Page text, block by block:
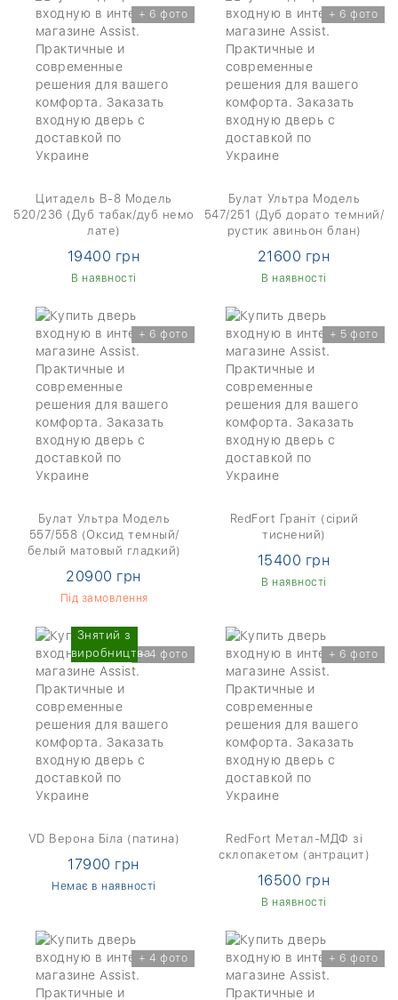
+ 6 фото
Цитадель В-8 Модель
520/236 (Дуб табак/дуб немо
лате)
19400 грн
В наявності
+ 6 фото
Булат Ультра Модель
547/251 (Дуб дорато темний/
рустик авиньон блан)
21600 грн
В наявності
+ 6 фото
Булат Ультра Модель
557/558 (Оксид темный/
белый матовый гладкий)
20900 грн
Під замовлення
+ 5 фото
RedFort Граніт (сірий
тиснений)
15400 грн
В наявності
Знятий з
виробництва+ 4 фото
VD Верона Біла (патина)
17900 грн
Немає в наявності
+ 6 фото
RedFort Метал-МДФ зі
склопакетом (антрацит)
16500 грн
В наявності
+ 4 фото + 6 фото